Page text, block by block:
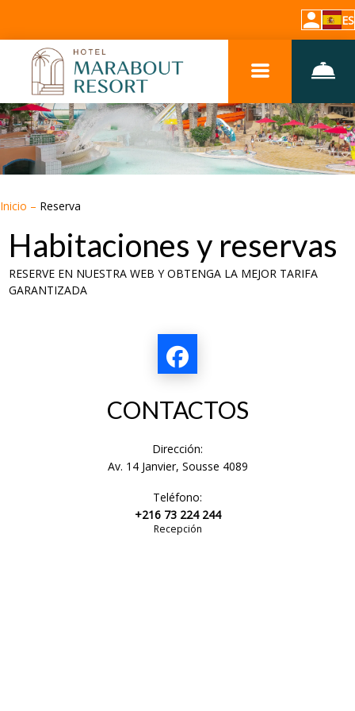
ES
Inicio – Reserva
Habitaciones y reservas
RESERVE EN NUESTRA WEB Y OBTENGA LA MEJOR TARIFA
GARANTIZADA
CONTACTOS
Dirección:
Av. 14 Janvier, Sousse 4089
Teléfono:
+216 73 224 244
Recepción